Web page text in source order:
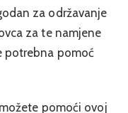
za održavanje
za te namjene
potrebna pomoć
pomoći ovoj